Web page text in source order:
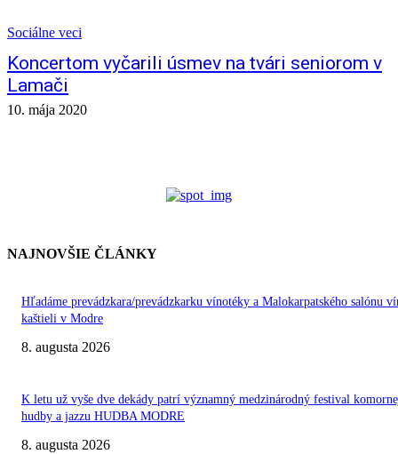
Sociálne veci
Koncertom vyčarili úsmev na tvári seniorom v
Lamači
10. mája 2020
NAJNOVŠIE ČLÁNKY
Hľadáme prevádzkara/prevádzkarku vínotéky a Malokarpatského salónu
kaštieli v Modre
8. augusta 2026
K letu už vyše dve dekády patrí významný medzinárodný festival
hudby a jazzu HUDBA MODRE
8. augusta 2026